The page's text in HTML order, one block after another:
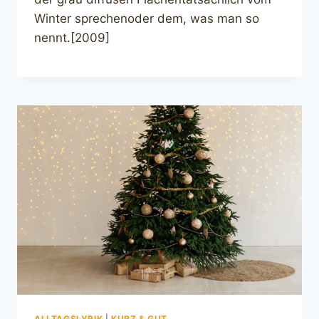
Winter sprechenoder dem, was man so
nennt.[2009]